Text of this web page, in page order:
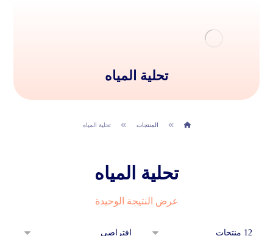
تحلية المياه
المنتجات تحلية المياه
تحلية المياه
عرض النتيجة الوحيدة